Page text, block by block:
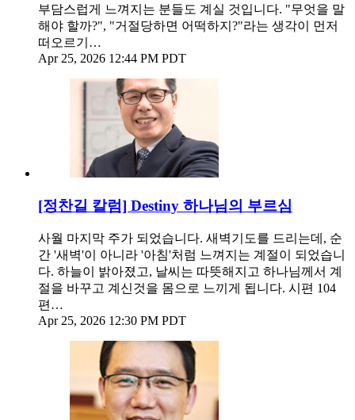
부담스럽게 느껴지는 분들도 계실 것입니다. "무엇을 말
해야 할까?", "거절당하면 어떡하지?"라는 생각이 먼저
떠오르기…
Apr 25, 2026 12:44 PM PDT
[정찬길 칼럼] Destiny 하나님의 부르심
사월 마지막 주가 되었습니다. 새벽기도를 드리는데, 순
간 '새벽'이 아니라 '아침'처럼 느껴지는 계절이 되었습니
다. 하늘이 밝아졌고, 날씨는 따뜻해지고 하나님께서 계
절을 바꾸고 계신것을 몸으로 느끼게 됩니다. 시편 104
편…
Apr 25, 2026 12:30 PM PDT